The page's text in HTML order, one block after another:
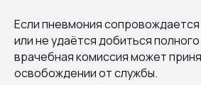
Если пневмония
или не удаётся добиться
врачебная комиссия может
освобождении от службы.